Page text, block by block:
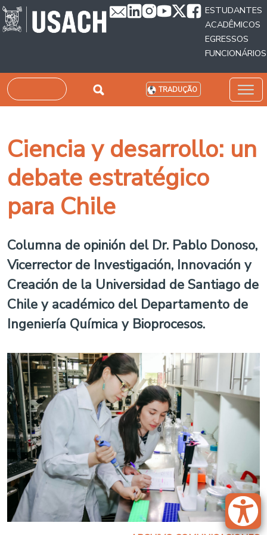
Passar para o conteúdo principal
ESTUDANTES
ACADÊMICOS
EGRESSOS
FUNCIONÁRIOS
Pesquisar TRADUÇÃO
Ciencia y desarrollo: un
debate estratégico
para Chile
Columna de opinión del Dr. Pablo Donoso,
Vicerrector de Investigación, Innovación y
Creación de la Universidad de Santiago de
Chile y académico del Departamento de
Ingeniería Química y Bioprocesos.